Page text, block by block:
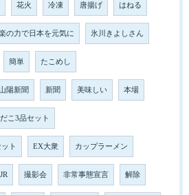
花火 冷凍 唐揚げ はねる
の力で日本を元気に 氷川きよしさん
簡単 たこめし
山陽新聞 新聞 美味しい 本場
こ3品セット
ト EX大衆 カップラーメン
JR 撮影会 非常事態宣言 解除